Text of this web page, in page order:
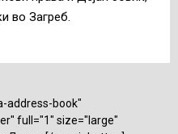
во Загреб.
address-book"
full="1" size="large"